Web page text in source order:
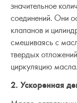
значительное
соединений. Они
клапанов и
смешиваясь с
твердых
циркуляцию масла.
2. Ускоренная